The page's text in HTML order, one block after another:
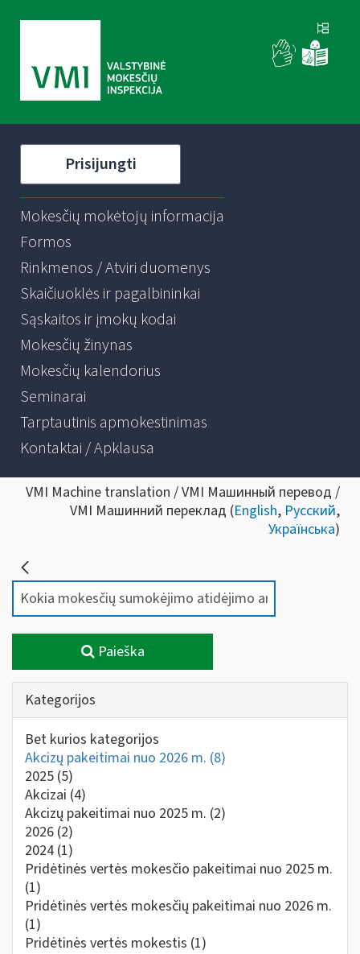
Prisijungti
Mokesčių mokėtojų informacija
Formos
Rinkmenos / Atviri duomenys
Skaičiuoklės ir pagalbininkai
Sąskaitos ir įmokų kodai
Mokesčių žinynas
Mokesčių kalendorius
Seminarai
Tarptautinis apmokestinimas
Kontaktai / Apklausa
VMI Machine translation / VMI Машинный перевод /
VMI Машинний переклад (English, Русский,
Українська)
Paieška
Kategorijos
Bet kurios kategorijos
Akcizų pakeitimai nuo 2026 m. (8)
2025 (5)
Akcizai (4)
Akcizų pakeitimai nuo 2025 m. (2)
2026 (2)
2024 (1)
Pridėtinės vertės mokesčio pakeitimai nuo 2025 m.
(1)
Pridėtinės vertės mokesčių pakeitimai nuo 2026 m.
(1)
Pridėtinės vertės mokestis (1)